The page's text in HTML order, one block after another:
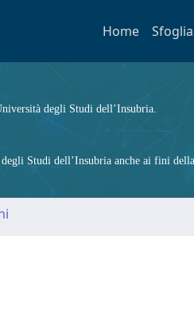
Home Sfoglia
degli Studi dell’Insubria.
Studi dell’Insubria anche ai fini